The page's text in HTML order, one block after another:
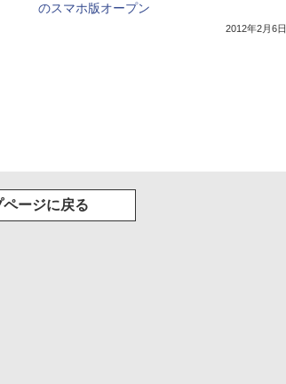
のスマホ版オープン
2012年2月6日
ページに戻る